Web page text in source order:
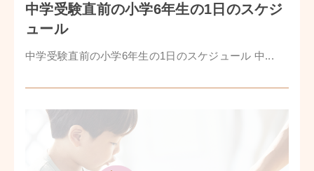
中学受験直前の小学6年生の1日のスケジ
ュール
中学受験直前の小学6年生の1日のスケジュール 中...